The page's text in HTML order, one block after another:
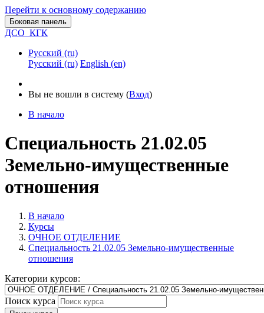
Перейти к основному содержанию
Боковая панель
ДСО_КГК
Русский ‎(ru)‎
Русский ‎(ru)‎ English ‎(en)‎
Вы не вошли в систему (Вход)
В начало
Специальность 21.02.05
Земельно-имущественные
отношения
В начало
Курсы
ОЧНОЕ ОТДЕЛЕНИЕ
Специальность 21.02.05 Земельно-имущественные
отношения
Категории курсов:
Поиск курса